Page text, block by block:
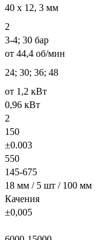
40 х 12, 3 мм
2
3-4; 30 бар
от 44,4 об/мин
24; 30; 36; 48
от 1,2 кВт
0,96 кВт
2
150
±0.003
550
145-675
18 мм / 5 шт / 100 мм
Качения
±0,005